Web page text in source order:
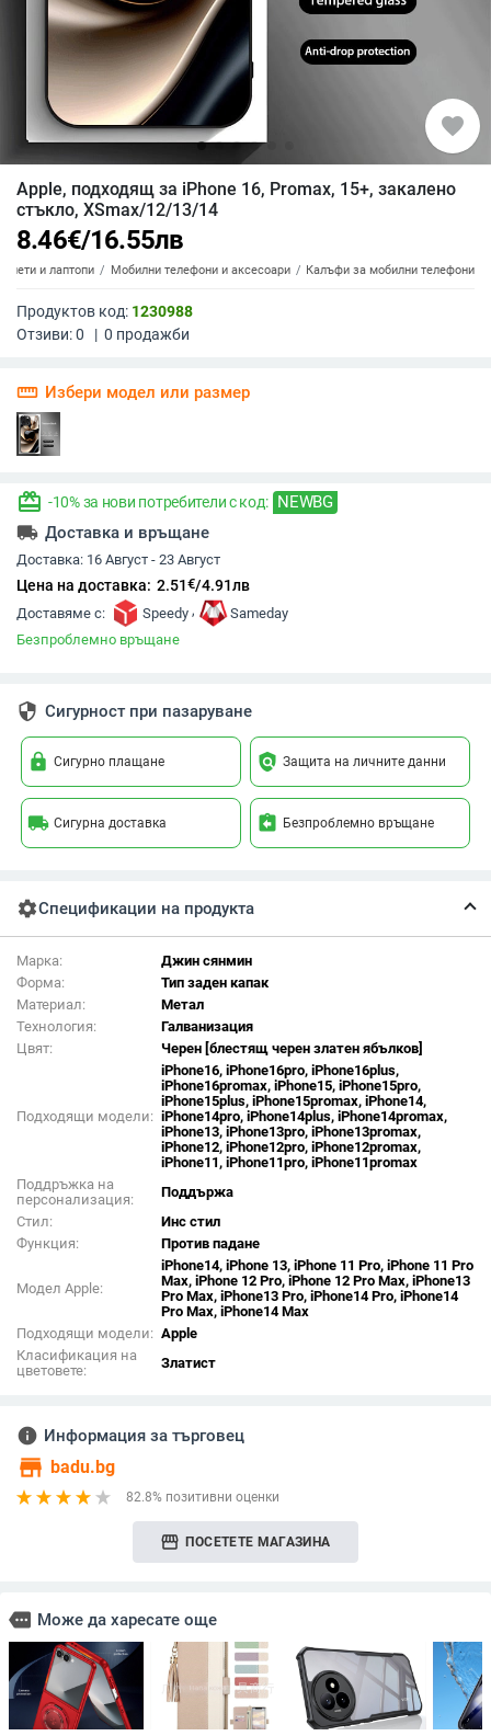
favorite
Apple, подходящ за iPhone 16, Promax, 15+, закалено
стъкло, XSmax/12/13/14
8.46€/16.55лв
и лаптопи Мобилни телефони и аксесоари Калъфи за мобилни телефони
Продуктов код: 1230988
Отзиви:0 | 0 продажби
straighten Избери модел или размер
redeem -10% за нови потребители с код: NEWBG
local_shipping Доставка и връщане
Доставка: 16 Август - 23 Август
Цена на доставка: 2.51€/4.91лв
Доставяме с: Speedy ,
Sameday
Безпроблемно връщане
security Сигурност при пазаруване
lock Сигурно плащане policy Защита на личните данни
local_shipping Сигурна доставка assignment_return Безпроблемно връщане
settingsСпецификации на продукта
Марка:
Джин сянмин
Форма:
Тип заден капак
Материал:
Метал
Технология:
Галванизация
Цвят:
Черен [блестящ черен златен ябълков]
Подходящи модели:
iPhone16, iPhone16pro, iPhone16plus,
iPhone16promax, iPhone15, iPhone15pro,
iPhone15plus, iPhone15promax, iPhone14,
iPhone14pro, iPhone14plus, iPhone14promax,
iPhone13, iPhone13pro, iPhone13promax,
iPhone12, iPhone12pro, iPhone12promax,
iPhone11, iPhone11pro, iPhone11promax
Поддръжка на
персонализация:
Поддържа
Стил:
Инс стил
Функция:
Против падане
Модел Apple:
iPhone14, iPhone 13, iPhone 11 Pro, iPhone 11 Pro
Max, iPhone 12 Pro, iPhone 12 Pro Max, iPhone13
Pro Max, iPhone13 Pro, iPhone14 Pro, iPhone14
Pro Max, iPhone14 Max
Подходящи модели: Apple
Класификация на
цветовете:
Златист
info Информация за търговец
store badu.bg
82.8% позитивни оценки
storefront ПОСЕТЕТЕ МАГАЗИНА
more Може да харесате още